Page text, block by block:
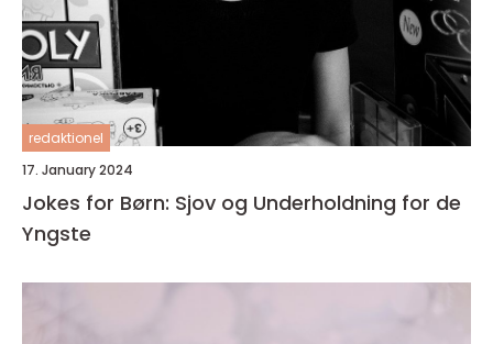
redaktionel
17. January 2024
Jokes for Børn: Sjov og Underholdning for de
Yngste